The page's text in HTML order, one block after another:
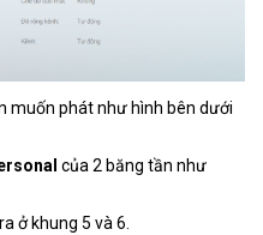
muốn phát như hình bên dưới
của 2 băng tần như
ở khung 5 và 6.